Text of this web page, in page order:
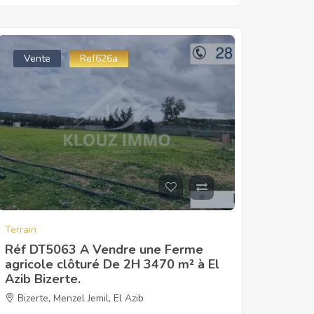
Vente Ref626a
Terrain
Réf DT5063 A Vendre une Ferme
agricole clôturé De 2H 3470 m² à El
Azib Bizerte.
Bizerte, Menzel Jemil, El Azib